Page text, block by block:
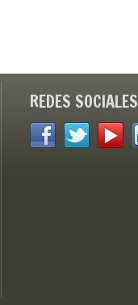
REDES SOCIALES